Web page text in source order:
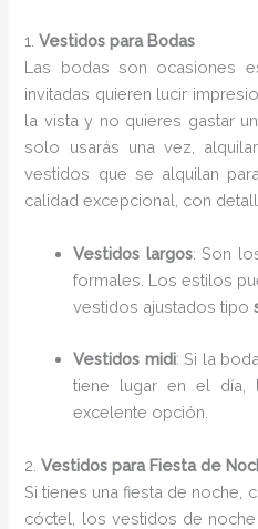
1.Vestidos para Bodas
Las bodas son ocasiones
invitadas quieren lucir
la vista y no quieres gastar
solo usarás una vez,
vestidos que se alquilan
calidad excepcional, con
Vestidos largos: Son
formales. Los estilos
vestidos ajustados tipo
Vestidos midi: Si la
tiene lugar en el día,
excelente opción.
2.Vestidos para Fiesta de
Si tienes una fiesta de noche,
cóctel, los vestidos de